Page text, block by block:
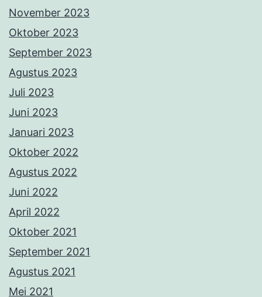
November 2023
Oktober 2023
September 2023
Agustus 2023
Juli 2023
Juni 2023
Januari 2023
Oktober 2022
Agustus 2022
Juni 2022
April 2022
Oktober 2021
September 2021
Agustus 2021
Mei 2021